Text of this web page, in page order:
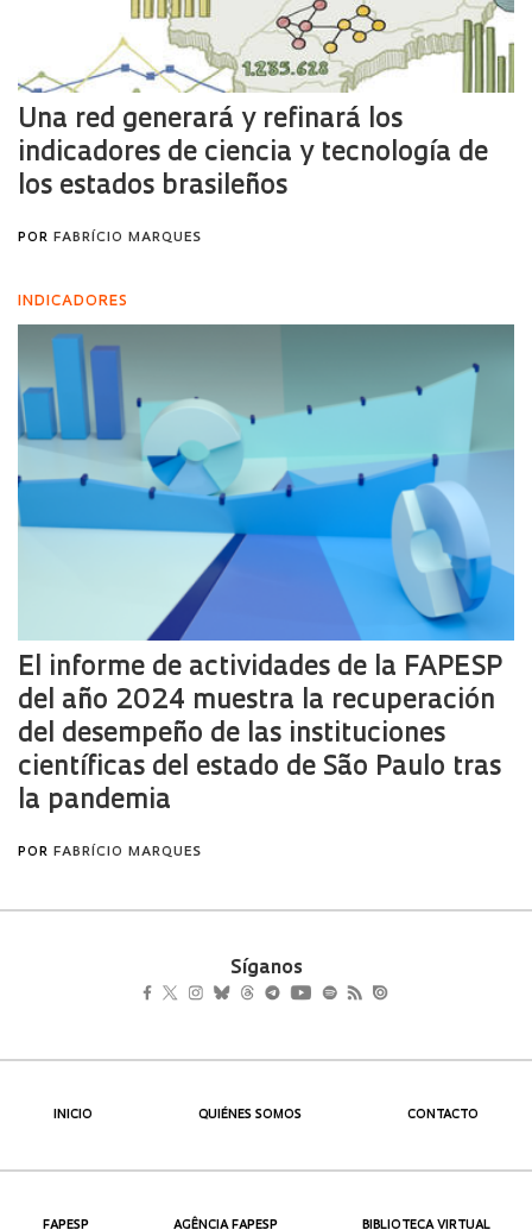
Síganos
INICIO QUIÉNES SOMOS CONTACTO
FAPESP AGÊNCIA FAPESP BIBLIOTECA VIRTUAL